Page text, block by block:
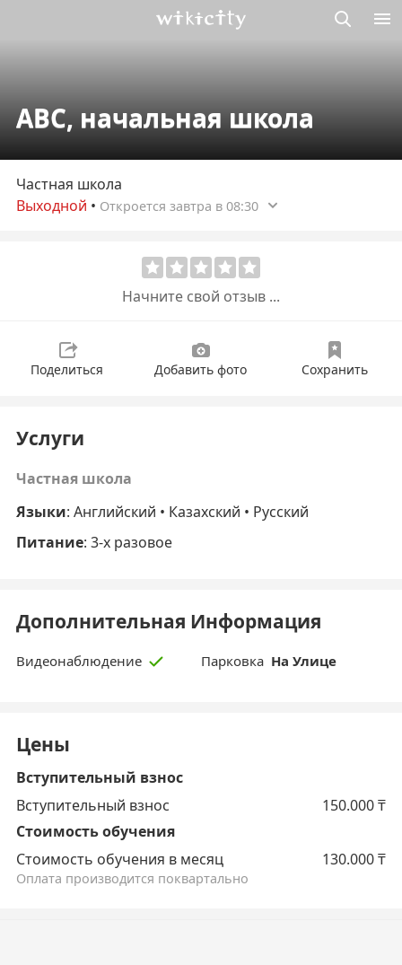
ABC, начальная школа
Частная школа
Выходной • Откроется завтра в 08:30
Начните свой отзыв ...
Поделиться Добавить фото Сохранить
Услуги
Частная школа
Языки: Английский • Казахский • Русский
Питание: 3-х разовое
Дополнительная Информация
Видеонаблюдение Парковка На Улице
Цены
Вступительный взнос
Вступительный взнос
150.000₸
Стоимость обучения
Стоимость обучения в месяц
130.000₸
Оплата производится поквартально